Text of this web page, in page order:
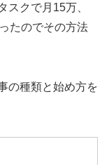
スクで月15万、
たのでその方法
の種類と始め方を